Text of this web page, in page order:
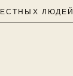
ЛЮДЕЙ